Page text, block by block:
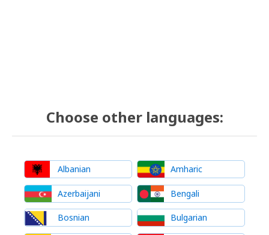
Choose other languages:
Albanian Amharic
Azerbaijani Bengali
Bosnian Bulgarian